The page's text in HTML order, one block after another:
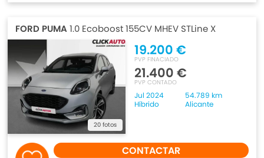
FORD PUMA1.0 Ecoboost 155CV MHEV STLine X
20 fotos
19.200 €
PVP FINACIADO
21.400 €
PVP CONTADO
Jul 2024
54.789 km
Híbrido
Alicante
CONTACTAR